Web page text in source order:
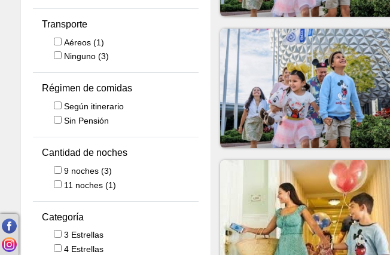
Transporte
Aéreos (1)
Ninguno (3)
Régimen de comidas
Según itinerario
Sin Pensión
Cantidad de noches
9 noches (3)
11 noches (1)
Categoría
3 Estrellas
4 Estrellas